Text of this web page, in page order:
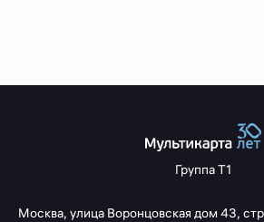
Группа Т1
Москва, улица Воронцовская дом 43,